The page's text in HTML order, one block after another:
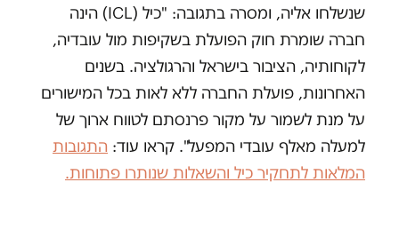
שנשלחו אליה, ומסרה בתגובה: "כיל (ICL) הינה
חברה שומרת חוק הפועלת בשקיפות מול עובדיה,
לקוחותיה, הציבור בישראל והרגולציה. בשנים
האחרונות, פועלת החברה ללא לאות בכל המישורים
על מנת לשמור על מקור פרנסתם לטווח ארוך של
למעלה מאלף עובדי המפעל". קראו עוד: התגובות
המלאות לתחקיר כיל והשאלות שנותרו פתוחות.